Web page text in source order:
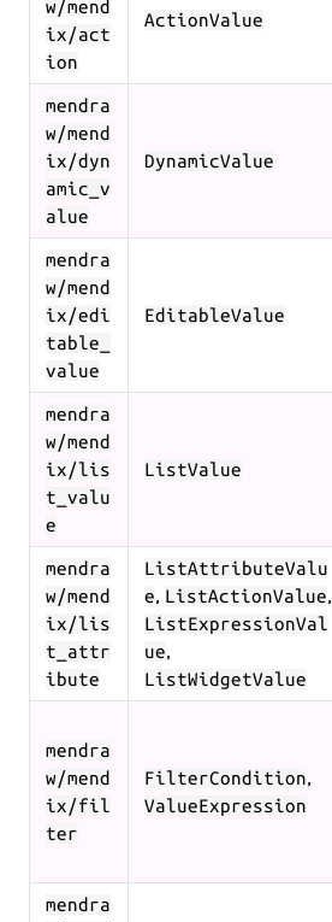
w/mend
ix/act
ion
ActionValue
mendra
w/mend
ix/dyn
amic_v
alue
DynamicValue
mendra
w/mend
ix/edi
table_
value
EditableValue
mendra
w/mend
ix/lis
t_valu
e
ListValue
mendra
w/mend
ix/lis
t_attr
ibute
ListAttributeValu
e, ListActionValue,
ListExpressionVal
ue,
ListWidgetValue
mendra
w/mend
ix/fil
ter
FilterCondition,
ValueExpression
mendra